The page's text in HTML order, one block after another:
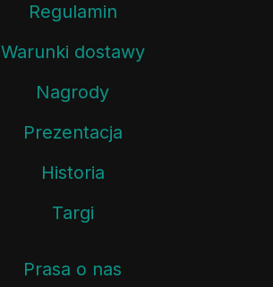
Regulamin
Warunki dostawy
Nagrody
Prezentacja
Historia
Targi
Prasa o nas